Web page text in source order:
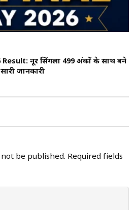
नूर सिंगला 499 अंकों के साथ बने
जानकारी
be published. Required fields